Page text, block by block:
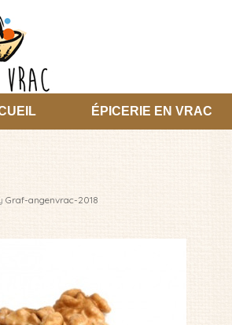
ÉPICERIE EN VRAC
Graf-angenvrac-2018